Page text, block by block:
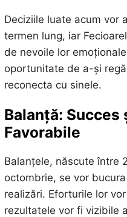
Deciziile luate acum vor
termen lung, iar
de nevoile lor
oportunitate de a-și
reconecta cu sinele.
Balanță: Succes
Favorabile
Balanțele, născute între
octombrie, se vor
realizări. Eforturile lor
rezultatele vor fi vizibile